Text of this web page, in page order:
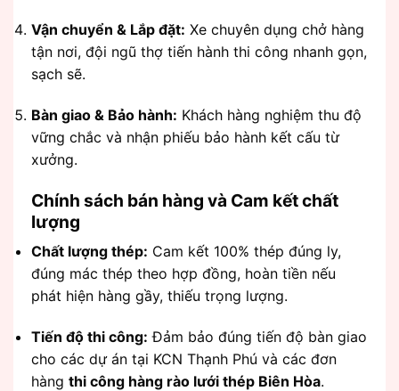
Vận chuyển & Lắp đặt: Xe chuyên dụng chở hàng
tận nơi, đội ngũ thợ tiến hành thi công nhanh gọn,
sạch sẽ.
Bàn giao & Bảo hành: Khách hàng nghiệm thu độ
vững chắc và nhận phiếu bảo hành kết cấu từ
xưởng.
Chính sách bán hàng và Cam kết chất
lượng
Chất lượng thép: Cam kết 100% thép đúng ly,
đúng mác thép theo hợp đồng, hoàn tiền nếu
phát hiện hàng gầy, thiếu trọng lượng.
Tiến độ thi công: Đảm bảo đúng tiến độ bàn giao
cho các dự án tại KCN Thạnh Phú và các đơn
hàng thi công hàng rào lưới thép Biên Hòa.